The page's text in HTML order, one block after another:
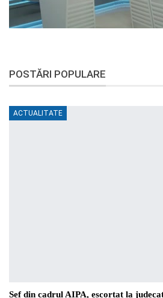
POSTĂRI POPULARE
ACTUALITATE
Șef din cadrul AIPA, escortat la